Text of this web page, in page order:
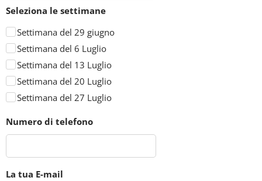
Seleziona le settimane
Settimana del 29 giugno
Settimana del 6 Luglio
Settimana del 13 Luglio
Settimana del 20 Luglio
Settimana del 27 Luglio
Numero di telefono
La tua E-mail